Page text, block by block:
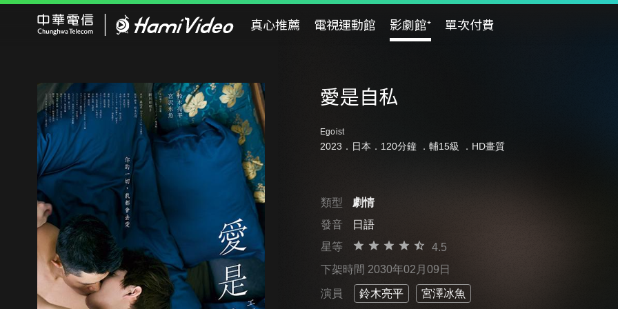
真心推薦 電視運動館 影劇館⁺ 單次付費
愛是自私
Egoist
2023．日本．120分鐘 ． 輔15級 ．HD畫質
類型
劇情
發音
日語
星等
4.5
下架時間 2030年02月09日
演員 鈴木亮平 宮澤冰魚